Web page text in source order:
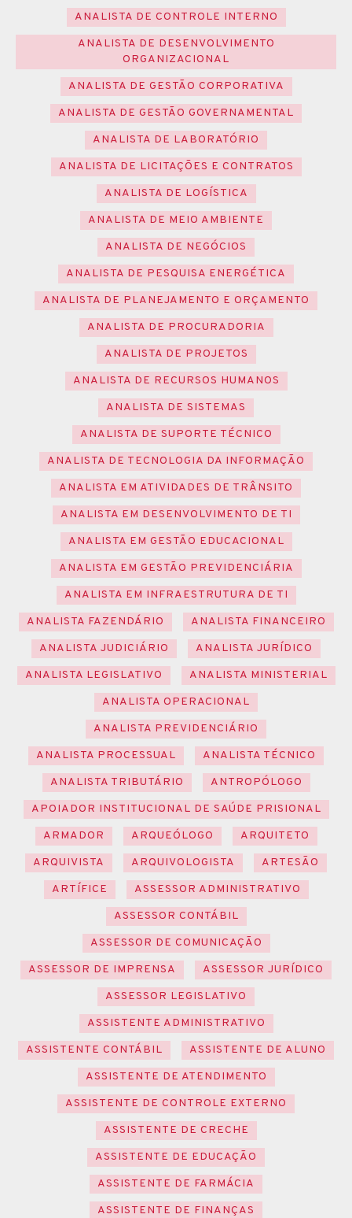
ANALISTA DE CONTROLE INTERNO
ANALISTA DE DESENVOLVIMENTO
ORGANIZACIONAL
ANALISTA DE GESTÃO CORPORATIVA
ANALISTA DE GESTÃO GOVERNAMENTAL
ANALISTA DE LABORATÓRIO
ANALISTA DE LICITAÇÕES E CONTRATOS
ANALISTA DE LOGÍSTICA
ANALISTA DE MEIO AMBIENTE
ANALISTA DE NEGÓCIOS
ANALISTA DE PESQUISA ENERGÉTICA
ANALISTA DE PLANEJAMENTO E ORÇAMENTO
ANALISTA DE PROCURADORIA
ANALISTA DE PROJETOS
ANALISTA DE RECURSOS HUMANOS
ANALISTA DE SISTEMAS
ANALISTA DE SUPORTE TÉCNICO
ANALISTA DE TECNOLOGIA DA INFORMAÇÃO
ANALISTA EM ATIVIDADES DE TRÂNSITO
ANALISTA EM DESENVOLVIMENTO DE TI
ANALISTA EM GESTÃO EDUCACIONAL
ANALISTA EM GESTÃO PREVIDENCIÁRIA
ANALISTA EM INFRAESTRUTURA DE TI
ANALISTA FAZENDÁRIO
ANALISTA FINANCEIRO
ANALISTA JUDICIÁRIO
ANALISTA JURÍDICO
ANALISTA LEGISLATIVO
ANALISTA MINISTERIAL
ANALISTA OPERACIONAL
ANALISTA PREVIDENCIÁRIO
ANALISTA PROCESSUAL
ANALISTA TÉCNICO
ANALISTA TRIBUTÁRIO
ANTROPÓLOGO
APOIADOR INSTITUCIONAL DE SAÚDE PRISIONAL
ARMADOR
ARQUEÓLOGO
ARQUITETO
ARQUIVISTA
ARQUIVOLOGISTA
ARTESÃO
ARTÍFICE
ASSESSOR ADMINISTRATIVO
ASSESSOR CONTÁBIL
ASSESSOR DE COMUNICAÇÃO
ASSESSOR DE IMPRENSA
ASSESSOR JURÍDICO
ASSESSOR LEGISLATIVO
ASSISTENTE ADMINISTRATIVO
ASSISTENTE CONTÁBIL
ASSISTENTE DE ALUNO
ASSISTENTE DE ATENDIMENTO
ASSISTENTE DE CONTROLE EXTERNO
ASSISTENTE DE CRECHE
ASSISTENTE DE EDUCAÇÃO
ASSISTENTE DE FARMÁCIA
ASSISTENTE DE FINANÇAS